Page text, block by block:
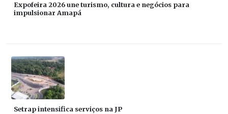
Expofeira 2026 une turismo, cultura e negócios para
impulsionar Amapá
Setrap intensifica serviços na JP